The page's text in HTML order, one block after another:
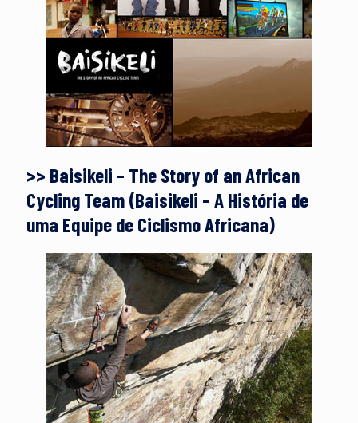
>> Baisikeli – The Story of an African
Cycling Team (Baisikeli – A História de
uma Equipe de Ciclismo Africana)